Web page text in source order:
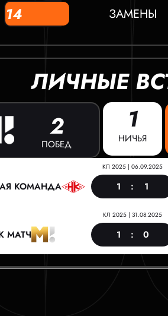
14 ЗАМЕНЫ
ЛИЧНЫЕ
2
ПОБЕД
1
НИЧЬЯ
КЛ 2025 | 06.09.2025
КОМАНДА 1 : 1
КЛ 2025 | 31.08.2025
МАТЧ 1 : 0